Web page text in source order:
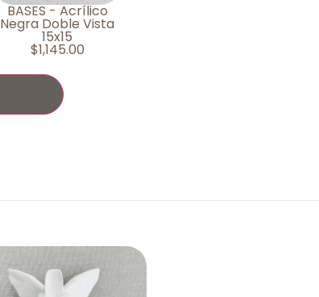
BASES - Acrílico
Negra Doble Vista
15x15
$1,145.00